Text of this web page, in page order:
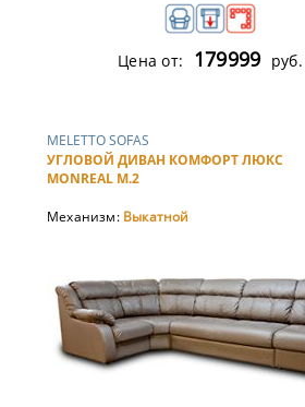
Цена от: 179999 руб.
MELETTO SOFAS
УГЛОВОЙ ДИВАН КОМФОРТ ЛЮКС
MONREAL М.2
Механизм: Выкатной